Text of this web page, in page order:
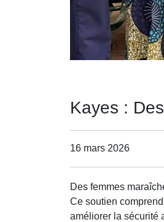
Kayes :
16 mars 2026
Des femmes
Ce soutien
améliorer la sécurité